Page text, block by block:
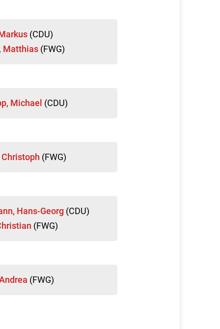
(CDU)
Matthias (FWG)
Michael (CDU)
(FWG)
Hans-Georg (CDU)
(FWG)
(FWG)